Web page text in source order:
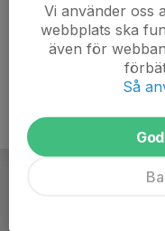
Vi använder oss
webbplats ska
även för
Så